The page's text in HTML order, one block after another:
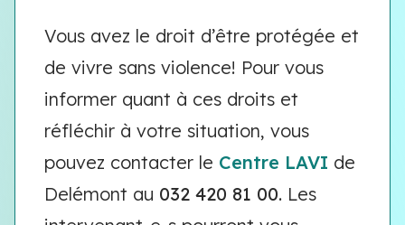
Vous avez le droit d’être protégée et
de vivre sans violence! Pour vous
informer quant à ces droits et
réfléchir à votre situation, vous
pouvez contacter le Centre LAVI de
Delémont au 032 420 81 00. Les